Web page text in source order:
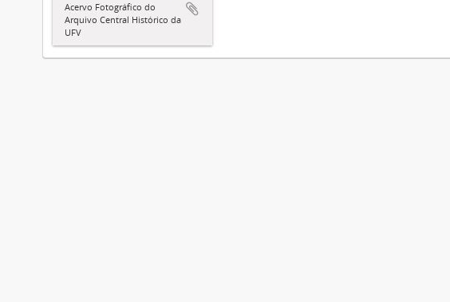
Acervo Fotográfico do
Arquivo Central Histórico da
UFV